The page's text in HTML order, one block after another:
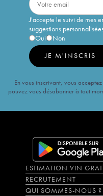
J'accepte le suivi de mes
suggestions
Oui
Non
JE M'INSCRIS
En vous inscrivant, vous
pouvez vous désabonner à tout
ESTIMATION VIN
RECRUTEMENT
QUI SOMMES-NOUS ?